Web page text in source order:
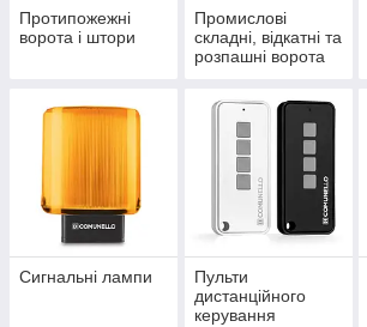
Протипожежні
ворота і штори
Промислові
складні, відкатні та
розпашні ворота
Сигнальні лампи
Пульти
дистанційного
керування